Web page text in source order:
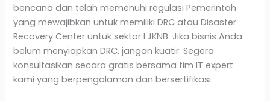
bencana dan telah memenuhi regulasi Pemerintah
yang mewajibkan untuk memiliki DRC atau Disaster
Recovery Center untuk sektor LJKNB. Jika bisnis Anda
belum menyiapkan DRC, jangan kuatir. Segera
konsultasikan secara gratis bersama tim IT expert
kami yang berpengalaman dan bersertifikasi.